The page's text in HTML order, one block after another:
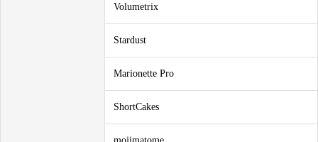
Volumetrix
Stardust
Marionette Pro
ShortCakes